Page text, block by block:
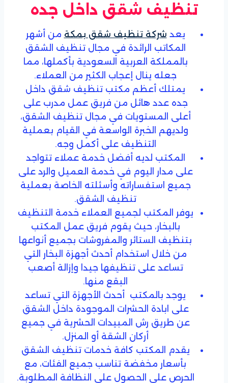
تنظيف شقق داخل جده
يعد شركة تنظيف شقق بمكة من أشهر
المكاتب الرائدة في مجال تنظيف الشقق
بالمملكة العربية السعودية بأكملها، مما
جعله ينال إعجاب الكثير من العملاء.
يمتلك أعظم مكتب تنظيف شقق داخل
جده عدد هائل من فريق عمل مدرب على
أعلى المستويات في مجال تنظيف الشقق،
ولديهم الخبرة الواسعة في القيام بعملية
التنظيف على أكمل وجه.
المكتب لديه أفضل خدمة عملاء تتواجد
على مدار اليوم في خدمة العميل والرد على
جميع استفساراته وأسئلته الخاصة بعملية
تنظيف الشقق.
يوفر المكتب لجميع العملاء خدمة التنظيف
بالبخار، حيث يقوم فريق عمل المكتب
بتنظيف الستائر والمفروشات بجميع أنواعها
من خلال استخدام أحدث أجهزة البخار التي
تساعد على تنظيفها جيدا وإزالة أصعب
البقع منها.
يوجد بالمكتب أحدث الأجهزة التي تساعد
على ابادة الحشرات الموجودة داخل الشقق
عن طريق رش المبيدات الحشرية في جميع
أركان الشقة أو المنزل.
يقدم المكتب كافة خدمات تنظيف الشقق
بأسعار مخفضة تناسب جميع الفئات، مع
الحرص على الحصول على النظافة المطلوبة.